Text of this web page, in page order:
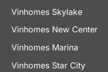
Vinhomes Skylake
Vinhomes New Center
Vinhomes Marina
Vinhomes Star City